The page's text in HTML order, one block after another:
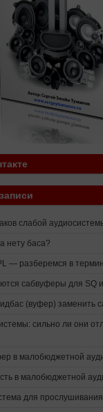
слабой
нету баса?
— разберемся в
сабвуферы для SQ
(вуфер) заменить
сильно ли они
в малобюджетной
в малобюджетной
для прослушивания